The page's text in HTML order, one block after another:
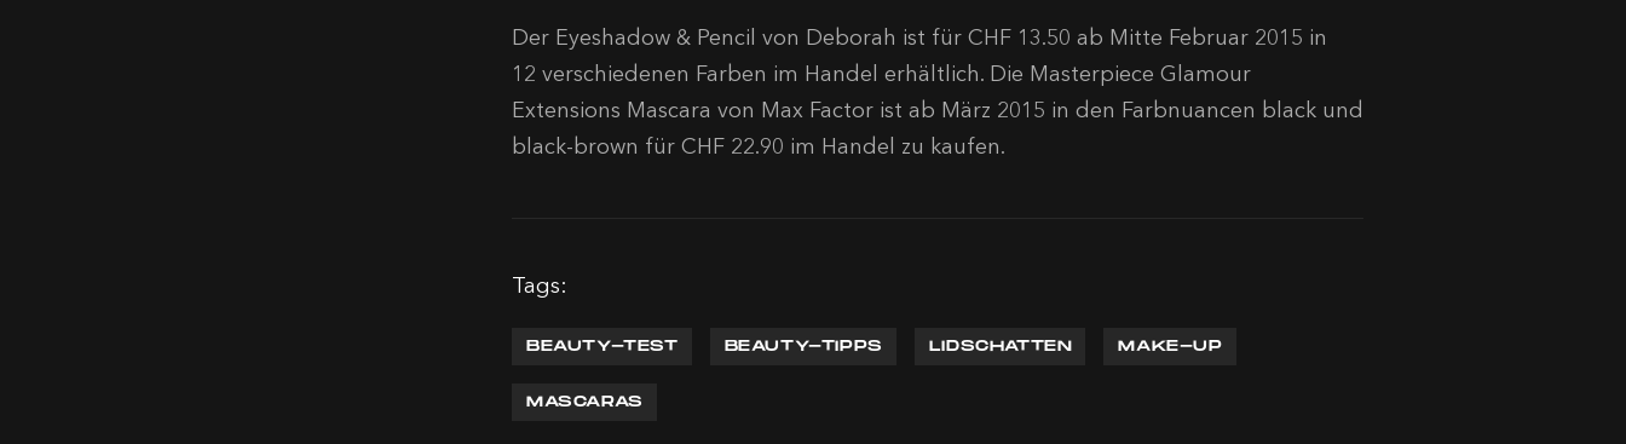
Der Eyeshadow & Pencil von Deborah ist für CHF 13.50 ab Mitte Februar 2015 in
12 verschiedenen Farben im Handel erhältlich. Die Masterpiece Glamour
Extensions Mascara von Max Factor ist ab März 2015 in den Farbnuancen black und
black-brown für CHF 22.90 im Handel zu kaufen.
Tags:
BEAUTY-TEST BEAUTY-TIPPS LIDSCHATTEN MAKE-UP
MASCARAS